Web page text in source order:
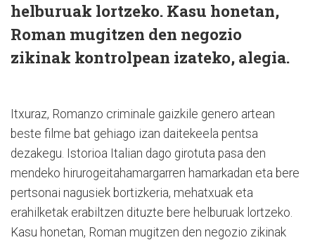
helburuak lortzeko. Kasu honetan,
Roman mugitzen den negozio
zikinak kontrolpean izateko, alegia.
Itxuraz, Romanzo criminale gaizkile genero artean
beste filme bat gehiago izan daitekeela pentsa
dezakegu. Istorioa Italian dago girotuta pasa den
mendeko hirurogeitahamargarren hamarkadan eta bere
pertsonai nagusiek bortizkeria, mehatxuak eta
erahilketak erabiltzen dituzte bere helburuak lortzeko.
Kasu honetan, Roman mugitzen den negozio zikinak